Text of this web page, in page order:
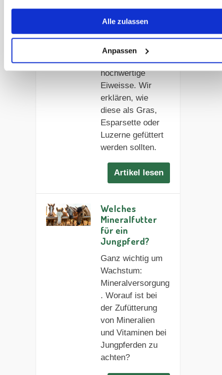
Alle zulassen
Anpassen
Eiweiß in der
Aufzuchtfütteru
ng
Fohlen brauchen
hochwertige
Eiweisse. Wir
erklären, wie
diese als Gras,
Esparsette oder
Luzerne gefüttert
werden sollten.
Artikel lesen
Welches
Mineralfutter
für ein
Jungpferd?
Ganz wichtig um
Wachstum:
Mineralversorgung
. Worauf ist bei
der Zufütterung
von Mineralien
und Vitaminen bei
Jungpferden zu
achten?